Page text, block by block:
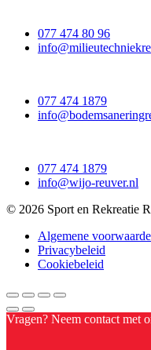
077 474 80 96
077 474 1879
077 474 1879
info@wijo-reuver.nl
© 2026 Sport en Rekreatie
Algemene
Privacybeleid
Cookiebeleid
Vragen? Neem contact met